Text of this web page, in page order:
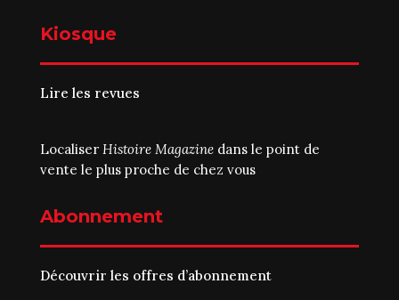
Kiosque
Lire les revues
Localiser Histoire Magazinedans le point de
vente le plus proche de chez vous
Abonnement
Découvrir les offres d’abonnement